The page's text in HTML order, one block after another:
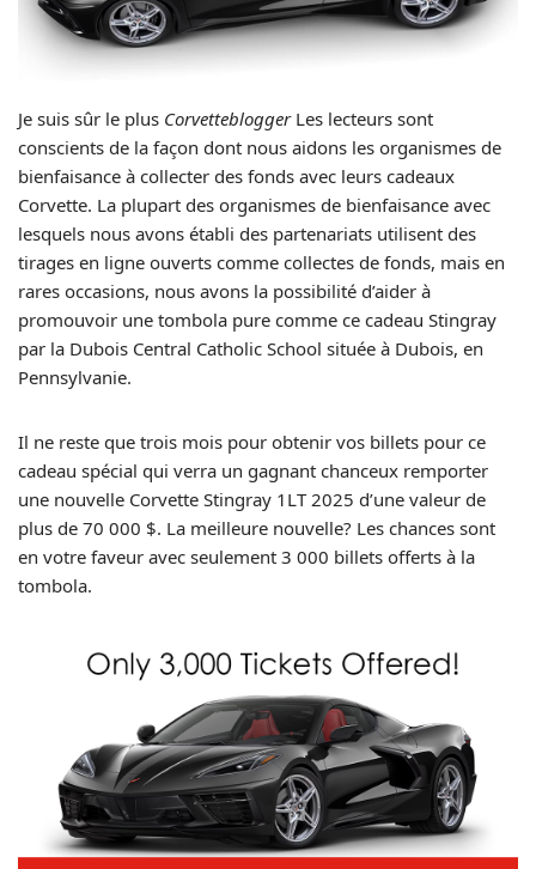
Je suis sûr le plus CorvettebloggerLes lecteurs sont
conscients de la façon dont nous aidons les organismes de
bienfaisance à collecter des fonds avec leurs cadeaux
Corvette. La plupart des organismes de bienfaisance avec
lesquels nous avons établi des partenariats utilisent des
tirages en ligne ouverts comme collectes de fonds, mais en
rares occasions, nous avons la possibilité d’aider à
promouvoir une tombola pure comme ce cadeau Stingray
par la Dubois Central Catholic School située à Dubois, en
Pennsylvanie.
Il ne reste que trois mois pour obtenir vos billets pour ce
cadeau spécial qui verra un gagnant chanceux remporter
une nouvelle Corvette Stingray 1LT 2025 d’une valeur de
plus de 70 000 $. La meilleure nouvelle? Les chances sont
en votre faveur avec seulement 3 000 billets offerts à la
tombola.